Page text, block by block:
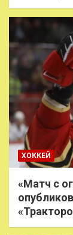
ХОККЕЙ
«Матч с